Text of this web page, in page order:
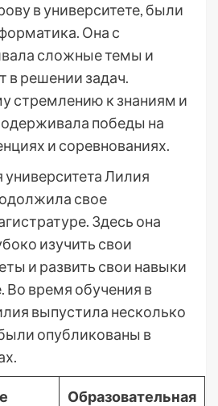
в университете, были
Она с
сложные темы и
в решении задач.
стремлению к знаниям и
победы на
и соревнованиях.
Лилия
свое
Здесь она
изучить свои
и развить свои навыки
Во время обучения в
выпустила несколько
опубликованы в
Образовательная